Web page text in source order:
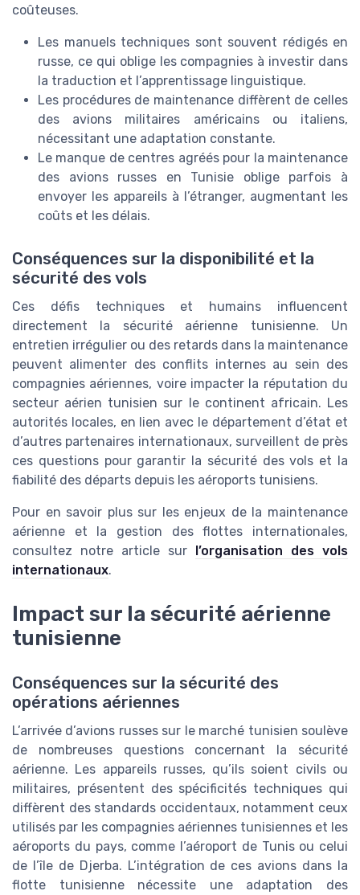
coûteuses.
Les manuels techniques sont souvent rédigés en
russe, ce qui oblige les compagnies à investir dans
la traduction et l’apprentissage linguistique.
Les procédures de maintenance diffèrent de celles
des avions militaires américains ou italiens,
nécessitant une adaptation constante.
Le manque de centres agréés pour la maintenance
des avions russes en Tunisie oblige parfois à
envoyer les appareils à l’étranger, augmentant les
coûts et les délais.
Conséquences sur la disponibilité et la
sécurité des vols
Ces défis techniques et humains influencent
directement la sécurité aérienne tunisienne. Un
entretien irrégulier ou des retards dans la maintenance
peuvent alimenter des conflits internes au sein des
compagnies aériennes, voire impacter la réputation du
secteur aérien tunisien sur le continent africain. Les
autorités locales, en lien avec le département d’état et
d’autres partenaires internationaux, surveillent de près
ces questions pour garantir la sécurité des vols et la
fiabilité des départs depuis les aéroports tunisiens.
Pour en savoir plus sur les enjeux de la maintenance
aérienne et la gestion des flottes internationales,
consultez notre article sur
l’organisation des vols
internationaux.
Impact sur la sécurité aérienne
tunisienne
Conséquences sur la sécurité des
opérations aériennes
L’arrivée d’avions russes sur le marché tunisien soulève
de nombreuses questions concernant la sécurité
aérienne. Les appareils russes, qu’ils soient civils ou
militaires, présentent des spécificités techniques qui
diffèrent des standards occidentaux, notamment ceux
utilisés par les compagnies aériennes tunisiennes et les
aéroports du pays, comme l’aéroport de Tunis ou celui
de l’île de Djerba. L’intégration de ces avions dans la
flotte tunisienne nécessite une adaptation des